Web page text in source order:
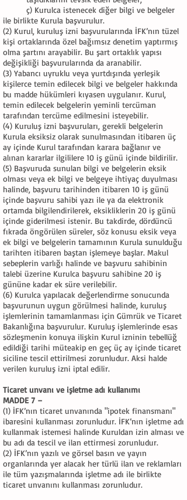
ç) Kurulca istenecek diğer bilgi ve belgeler
ile birlikte Kurula başvurulur.
(2) Kurul, kuruluş izni başvurularında İFK’nın tüzel
kişi ortaklarında özel bağımsız denetim yaptırmış
olma şartını arayabilir. Bu şart ortaklık yapısı
değişikliği başvurularında da aranabilir.
(3) Yabancı uyruklu veya yurtdışında yerleşik
kişilerce temin edilecek bilgi ve belgeler hakkında
bu madde hükümleri kıyasen uygulanır. Kurul,
temin edilecek belgelerin yeminli tercüman
tarafından tercüme edilmesini isteyebilir.
(4) Kuruluş izni başvuruları, gerekli belgelerin
Kurula eksiksiz olarak sunulmasından itibaren üç
ay içinde Kurul tarafından karara bağlanır ve
alınan kararlar ilgililere 10 iş günü içinde bildirilir.
(5) Başvuruda sunulan bilgi ve belgelerin eksik
olması veya ek bilgi ve belgeye ihtiyaç duyulması
halinde, başvuru tarihinden itibaren 10 iş günü
içinde başvuru sahibi yazı ile ya da elektronik
ortamda bilgilendirilerek, eksikliklerin 20 iş günü
içinde giderilmesi istenir. Bu takdirde, dördüncü
fıkrada öngörülen süreler, söz konusu eksik veya
ek bilgi ve belgelerin tamamının Kurula sunulduğu
tarihten itibaren baştan işlemeye başlar. Makul
sebeplerin varlığı halinde ve başvuru sahibinin
talebi üzerine Kurulca başvuru sahibine 20 iş
gününe kadar ek süre verilebilir.
(6) Kurulca yapılacak değerlendirme sonucunda
başvurunun uygun görülmesi halinde, kuruluş
işlemlerinin tamamlanması için Gümrük ve Ticaret
Bakanlığına başvurulur. Kuruluş işlemlerinde esas
sözleşmenin konuya ilişkin Kurul izninin tebellüğ
edildiği tarihi müteakip en geç üç ay içinde ticaret
siciline tescil ettirilmesi zorunludur. Aksi halde
verilen kuruluş izni iptal edilir.
Ticaret unvanı ve işletme adı kullanımı
MADDE 7 –
(1) İFK’nın ticaret unvanında "ipotek finansmanı"
ibaresini kullanması zorunludur. İFK’nın işletme adı
kullanmak istemesi halinde Kuruldan izin alması ve
bu adı da tescil ve ilan ettirmesi zorunludur.
(2) İFK’nın yazılı ve görsel basın ve yayın
organlarında yer alacak her türlü ilan ve reklamları
ile tüm yazışmalarında işletme adı ile birlikte
ticaret unvanını kullanması zorunludur.